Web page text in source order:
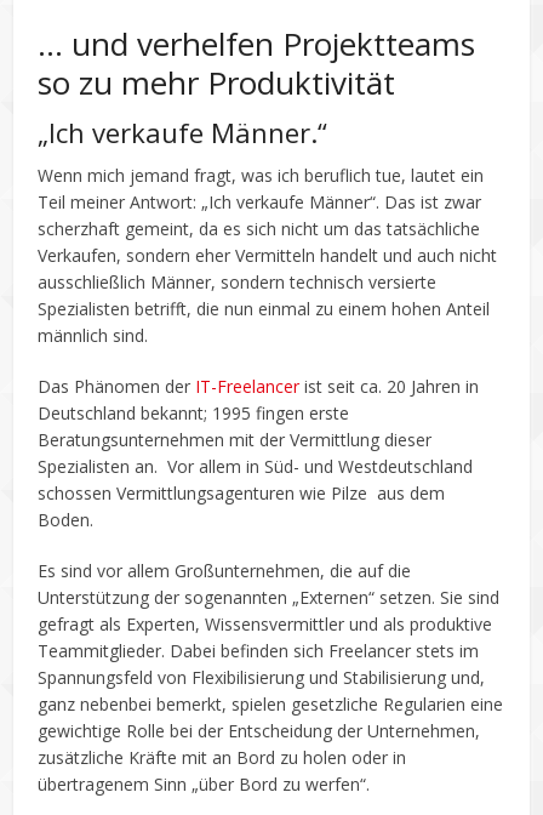
… und verhelfen Projektteams
so zu mehr Produktivität
„Ich verkaufe Männer.“
Wenn mich jemand fragt, was ich beruflich tue, lautet ein
Teil meiner Antwort: „Ich verkaufe Männer“. Das ist zwar
scherzhaft gemeint, da es sich nicht um das tatsächliche
Verkaufen, sondern eher Vermitteln handelt und auch nicht
ausschließlich Männer, sondern technisch versierte
Spezialisten betrifft, die nun einmal zu einem hohen Anteil
männlich sind.
Das Phänomen der IT-Freelancerist seit ca. 20 Jahren in
Deutschland bekannt; 1995 fingen erste
Beratungsunternehmen mit der Vermittlung dieser
Spezialisten an. Vor allem in Süd- und Westdeutschland
schossen Vermittlungsagenturen wie Pilze aus dem
Boden.
Es sind vor allem Großunternehmen, die auf die
Unterstützung der sogenannten „Externen“ setzen. Sie sind
gefragt als Experten, Wissensvermittler und als produktive
Teammitglieder. Dabei befinden sich Freelancer stets im
Spannungsfeld von Flexibilisierung und Stabilisierung und,
ganz nebenbei bemerkt, spielen gesetzliche Regularien eine
gewichtige Rolle bei der Entscheidung der Unternehmen,
zusätzliche Kräfte mit an Bord zu holen oder in
übertragenem Sinn „über Bord zu werfen“.